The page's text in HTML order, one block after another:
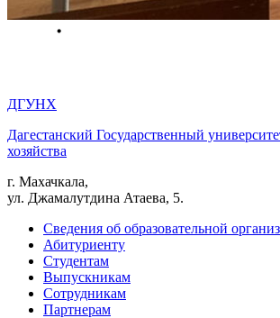
ДГУНХ
Дагестанский Государственный
хозяйства
г. Махачкала,
ул. Джамалутдина Атаева, 5.
Сведения об образовательной
Абитуриенту
Студентам
Выпускникам
Сотрудникам
Партнерам